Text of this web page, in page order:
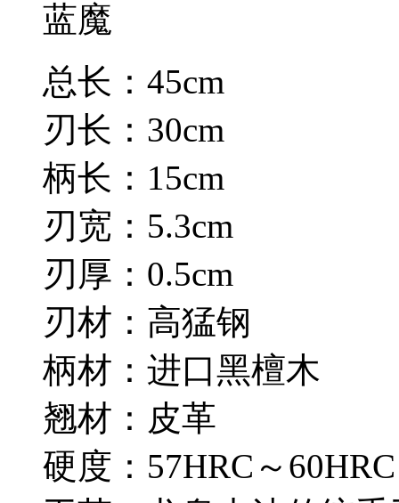
蓝魔
总长：45cm
刃长：30cm
柄长：15cm
刃宽：5.3cm
刃厚：0.5cm
刃材：高猛钢
柄材：进口黑檀木
翘材：皮革
硬度：57HRC～60HRC